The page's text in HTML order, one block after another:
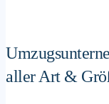
aller Art &